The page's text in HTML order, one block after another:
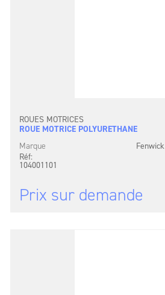
ROUES MOTRICES
ROUE MOTRICE POLYURETHANE
Marque
Fenwick
Réf:
104001101
Prix sur demande